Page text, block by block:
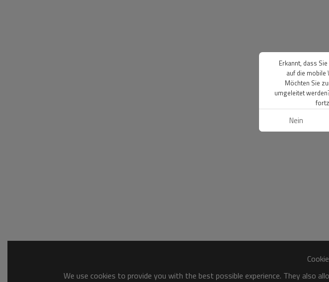
We use cookies to provide you with the best possible experience. They also
Erkannt, dass
auf die mobile
Möchten Sie
umgeleitet
Nein